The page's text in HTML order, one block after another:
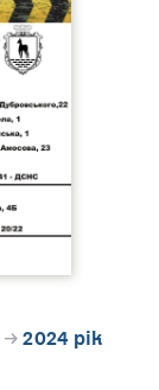
2024 рік